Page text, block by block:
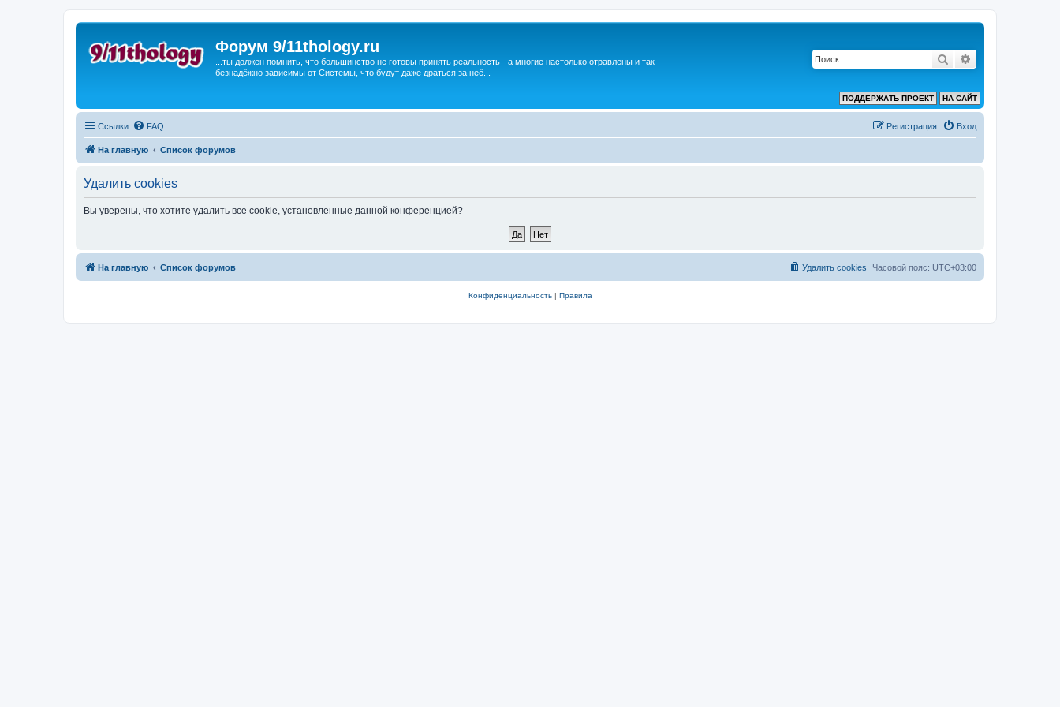
Форум 9/11thology.ru
...ты должен помнить, что большинство не готовы принять реальность - а многие настолько отравлены и так
безнадёжно зависимы от Системы, что будут даже драться за неё...
Поиск
НА САЙТ
ПОДДЕРЖАТЬ ПРОЕКТ
Ссылки FAQ Вход
Регистрация
На главную Список форумов
Удалить cookies
Вы уверены, что хотите удалить все cookie, установленные данной конференцией?
На главную Список форумов Часовой пояс: UTC+03:00
Удалить cookies
Конфиденциальность| Правила